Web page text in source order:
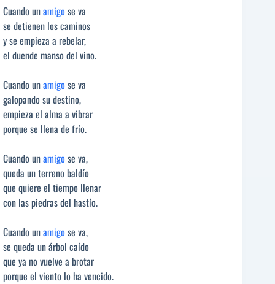
Cuando unamigo se va
se detienen los caminos
y se empieza a rebelar,
el duende manso del vino.
Cuando unamigo se va
galopando su destino,
empieza el alma a vibrar
porque se llena de frío.
Cuando unamigo se va,
queda un terreno baldío
que quiere el tiempo llenar
con las piedras del hastío.
Cuando unamigo se va,
se queda un árbol caído
que ya no vuelve a brotar
porque el viento lo ha vencido.